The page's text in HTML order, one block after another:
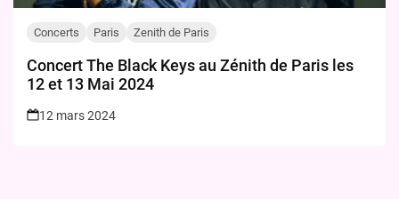
Concerts Paris Zenith de Paris
Concert The Black Keys au Zénith de Paris les
12 et 13 Mai 2024
12 mars 2024